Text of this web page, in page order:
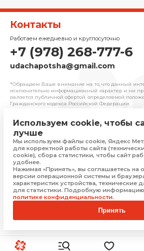
Контакты
Работаем ежедневно и круглосуточно
+7 (978) 268-777-6
udachapotsha@gmail.com
*Обращаем Ваше внимание на то, что данный
исключительно информационный характер и ни
является публичной офертой, определяемой
Гражданского кодекса Российской Федерации.
© 2025 «Удача» |
Политика конфиденциальности
Присоединяйтесь
Скачать приложение
Используем cookie, чтобы
лучше
Мы используем файлы cookie, Яндекс
для корректной работы сайта
cookie), сбора статистики, чтобы сайт
удобнее.
Нажимая «Принять», вы соглашаетесь на
версии операционной системы и
характеристик устройства, технические
для статистики. Подробную
политике конфиденциальности.
Принять